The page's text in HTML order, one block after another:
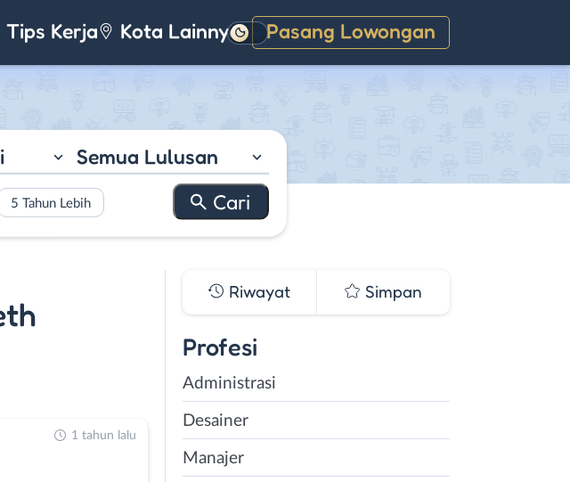
Tips Kerja Kota Lainnya Pasang Lowongan
Gelap
Semua Lulusan
5 Tahun Lebih
1 tahun lalu
Riwayat Simpan
Profesi
Administrasi
Desainer
Manajer